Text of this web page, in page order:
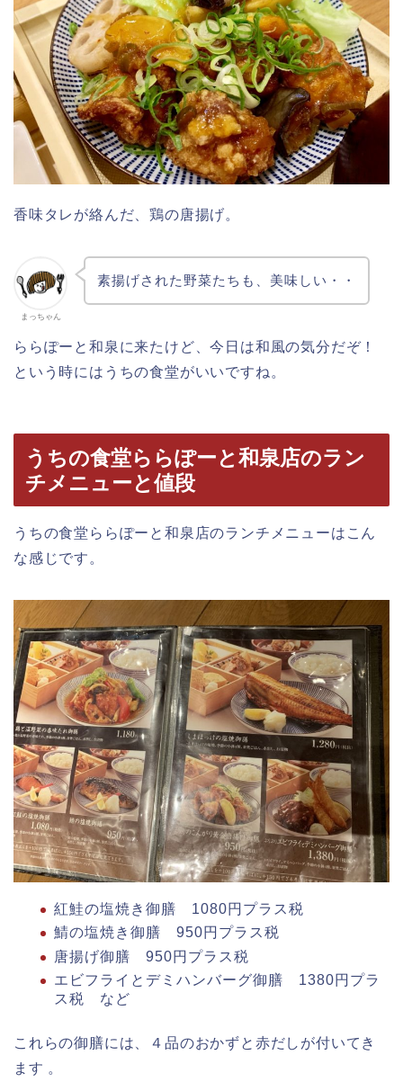
香味タレが絡んだ、鶏の唐揚げ。
まっちゃん
素揚げされた野菜たちも、美味しい・・
ららぽーと和泉に来たけど、今日は和風の気分だぞ！
という時にはうちの食堂がいいですね。
うちの食堂ららぽーと和泉店のラン
チメニューと値段
うちの食堂ららぽーと和泉店のランチメニューはこん
な感じです。
紅鮭の塩焼き御膳 1080円プラス税
鯖の塩焼き御膳 950円プラス税
唐揚げ御膳 950円プラス税
エビフライとデミハンバーグ御膳 1380円プラ
ス税 など
これらの御膳には、４品のおかずと赤だしが付いてき
ます 。